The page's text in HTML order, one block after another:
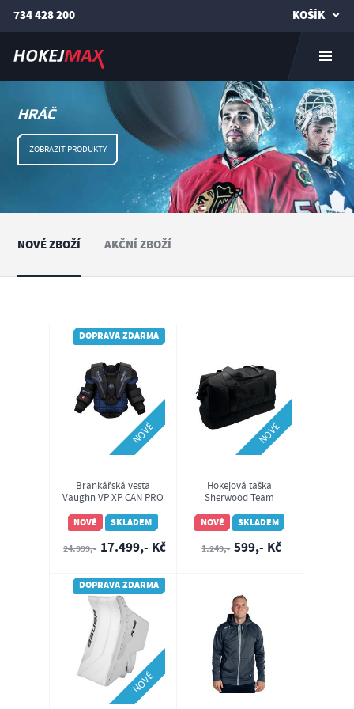
734 428 200 KOŠÍK
HRÁČ
ZOBRAZIT PRODUKTY
NOVÉ ZBOŽÍ
NOVÉ
DOPRAVA ZDARMA
Brankářská vesta
Vaughn VP XP CAN PRO
NOVÉ
SKLADEM
24.999,- 17.499,- Kč
NOVÉ
Hokejová taška
Sherwood Team
NOVÉ
SKLADEM
1.249,- 599,- Kč
NOVÉ
DOPRAVA ZDARMA
AKČNÍ ZBOŽÍ